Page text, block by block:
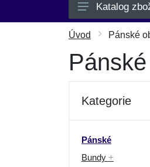
Pánské
Dámské
Doplňky
Dárkové
Výprodej
Katalog
Úvod Pánské
Kategorie
Pánské
Bundy +